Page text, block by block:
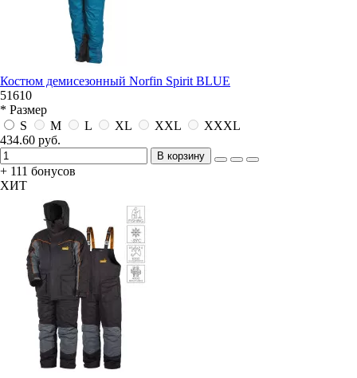
Костюм демисезонный Norfin Spirit BLUE
51610
* Размер
S
M L XL XXL
XXXL
434.60 руб.
В корзину
+ 111 бонусов
ХИТ